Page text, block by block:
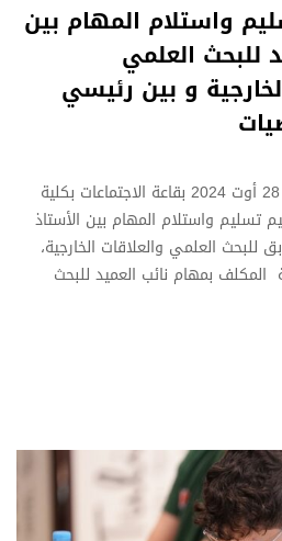
واستلام المهام بين
للبحث العلمي
و بين رئيسي
جرت صباح الأربعاء الموافق ل 28 أوت 2024 بقاعة الاجتماعات بكلية
تسليم واستلام المهام بين الأستاذ
للبحث العلمي والعلاقات الخارجية،
بمهام نائب العميد للبحث